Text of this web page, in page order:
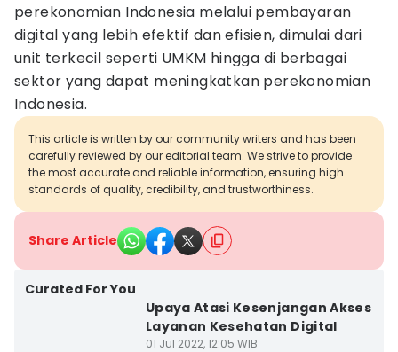
perekonomian Indonesia melalui pembayaran
digital yang lebih efektif dan efisien, dimulai dari
unit terkecil seperti UMKM hingga di berbagai
sektor yang dapat meningkatkan perekonomian
Indonesia.
This article is written by our community writers and has been
carefully reviewed by our editorial team. We strive to provide
the most accurate and reliable information, ensuring high
standards of quality, credibility, and trustworthiness.
Share Article
Curated For You
Upaya Atasi Kesenjangan Akses
Layanan Kesehatan Digital
01 Jul 2022, 12:05 WIB